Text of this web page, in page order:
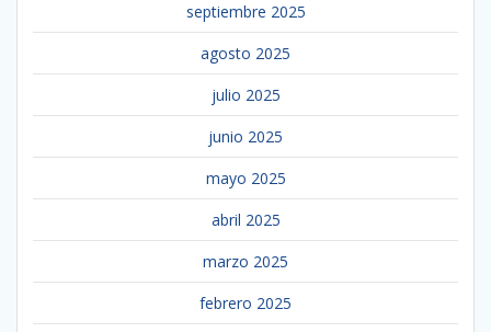
septiembre 2025
agosto 2025
julio 2025
junio 2025
mayo 2025
abril 2025
marzo 2025
febrero 2025